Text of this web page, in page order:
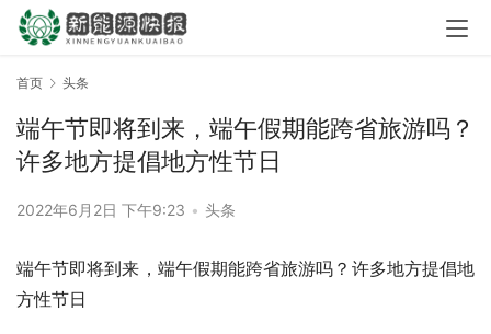
首页 头条
端午节即将到来，端午假期能跨省旅游吗？
许多地方提倡地方性节日
2022年6月2日 下午9:23 • 头条
端午节即将到来，端午假期能跨省旅游吗？许多地方提倡地
方性节日